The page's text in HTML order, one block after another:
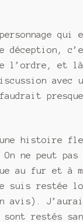
qui
déception,
l’ordre, et
avec
histoire
On ne peut
au fur et à
suis restée
avis).
restés